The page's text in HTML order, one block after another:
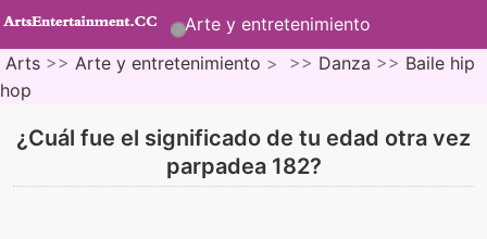
Arte y entretenimiento
Arts >> Arte y entretenimiento > >> Danza >> Baile hip
hop
¿Cuál fue el significado de tu edad otra vez
parpadea 182?